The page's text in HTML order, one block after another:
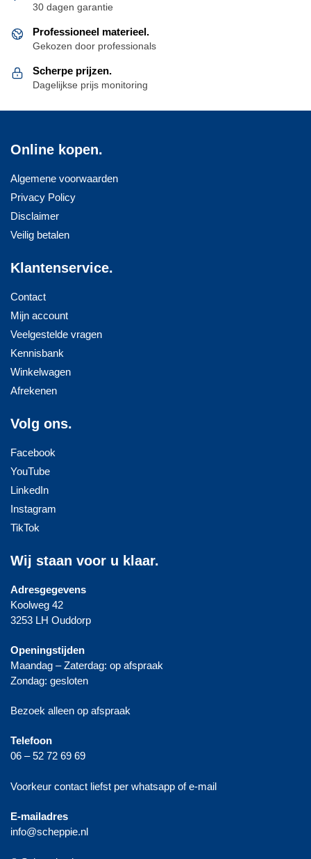
30 dagen garantie
Professioneel materieel.
Gekozen door professionals
Scherpe prijzen.
Dagelijkse prijs monitoring
Online kopen.
Algemene voorwaarden
Privacy Policy
Disclaimer
Veilig betalen
Klantenservice.
Contact
Mijn account
Veelgestelde vragen
Kennisbank
Winkelwagen
Afrekenen
Volg ons.
Facebook
YouTube
LinkedIn
Instagram
TikTok
Wij staan voor u klaar.
Adresgegevens
Koolweg 42
3253 LH Ouddorp
Openingstijden
Maandag – Zaterdag: op afspraak
Zondag: gesloten
Bezoek alleen op afspraak
Telefoon
06 – 52 72 69 69
Voorkeur contact liefst per whatsapp of e-mail
E-mailadres
info@scheppie.nl